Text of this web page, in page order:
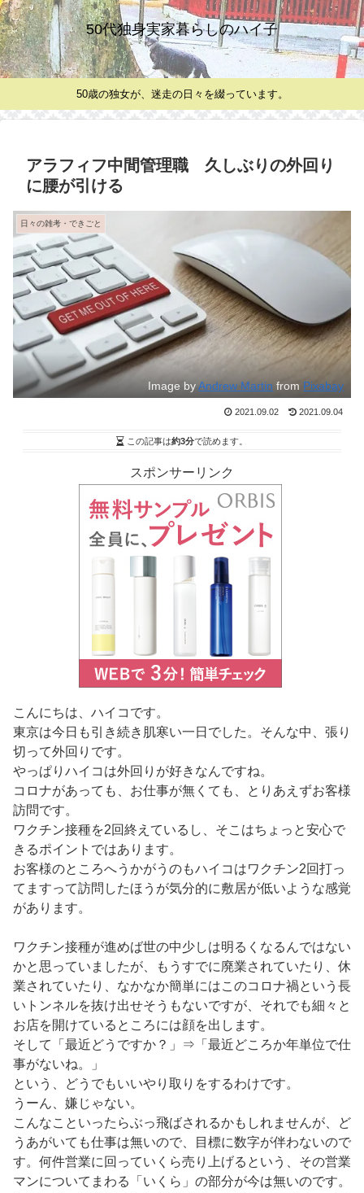
50代独身実家暮らしのハイ子
50歳の独女が、迷走の日々を綴っています。
アラフィフ中間管理職 久しぶりの外回り
に腰が引ける
日々の雑考・できごと
Image byAndrew Martin from Pixabay
2021.09.02 2021.09.04
この記事は約3分で読めます。
スポンサーリンク
こんにちは、ハイコです。
東京は今日も引き続き肌寒い一日でした。そんな中、張り
切って外回りです。
やっぱりハイコは外回りが好きなんですね。
コロナがあっても、お仕事が無くても、とりあえずお客様
訪問です。
ワクチン接種を2回終えているし、そこはちょっと安心で
きるポイントではあります。
お客様のところへうかがうのもハイコはワクチン2回打っ
てますって訪問したほうが気分的に敷居が低いような感覚
があります。
ワクチン接種が進めば世の中少しは明るくなるんではない
かと思っていましたが、もうすでに廃業されていたり、休
業されていたり、なかなか簡単にはこのコロナ禍という長
いトンネルを抜け出せそうもないですが、それでも細々と
お店を開けているところには顔を出します。
そして「最近どうですか？」⇒「最近どころか年単位で仕
事がないね。」
という、どうでもいいやり取りをするわけです。
うーん、嫌じゃない。
こんなこといったらぶっ飛ばされるかもしれませんが、ど
うあがいても仕事は無いので、目標に数字が伴わないので
す。何件営業に回っていくら売り上げるという、その営業
マンについてまわる「いくら」の部分が今は無いのです。